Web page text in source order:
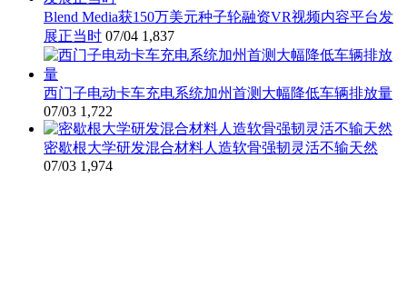
Blend Media获150万美元种子轮融资VR视频内容平台发
展正当时 07/04 1,837
西门子电动卡车充电系统加州首测大幅降低车辆排放量
07/03 1,722
密歇根大学研发混合材料人造软骨强韧灵活不输天然
07/03 1,974